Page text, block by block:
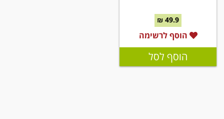
49.9 ₪
הוסף לרשימה
הוסף לסל